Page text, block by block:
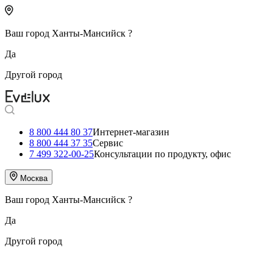
Ваш город Ханты-Мансийск ?
Да
Другой город
8 800 444 80 37Интернет-магазин
8 800 444 37 35Сервис
7 499 322-00-25Консультации по продукту, офис
Москва
Ваш город Ханты-Мансийск ?
Да
Другой город